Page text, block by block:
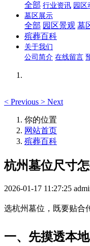
全部 行业资讯 园区
墓区展示
全部 园区景观 墓
殡葬百科
关于我们
公司简介 在线留言
< Previous > Next
你的位置
网站首页
殡葬百科
杭州墓位尺寸
2026-01-17 11:27:25
选杭州墓位，既要贴合
一、先摸透本